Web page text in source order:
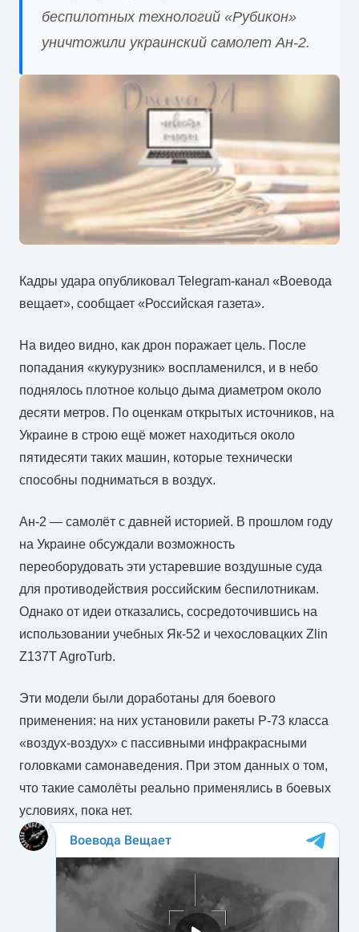
беспилотных технологий «Рубикон»
уничтожили украинский самолет Ан-2.
Кадры удара опубликовал Telegram-канал «Воевода
вещает», сообщает «Российская газета».
На видео видно, как дрон поражает цель. После
попадания «кукурузник» воспламенился, и в небо
поднялось плотное кольцо дыма диаметром около
десяти метров. По оценкам открытых источников, на
Украине в строю ещё может находиться около
пятидесяти таких машин, которые технически
способны подниматься в воздух.
Ан-2 — самолёт с давней историей. В прошлом году
на Украине обсуждали возможность
переоборудовать эти устаревшие воздушные суда
для противодействия российским беспилотникам.
Однако от идеи отказались, сосредоточившись на
использовании учебных Як-52 и чехословацких Zlin
Z137T AgroTurb.
Эти модели были доработаны для боевого
применения: на них установили ракеты Р-73 класса
«воздух-воздух» с пассивными инфракрасными
головками самонаведения. При этом данных о том,
что такие самолёты реально применялись в боевых
условиях, пока нет.